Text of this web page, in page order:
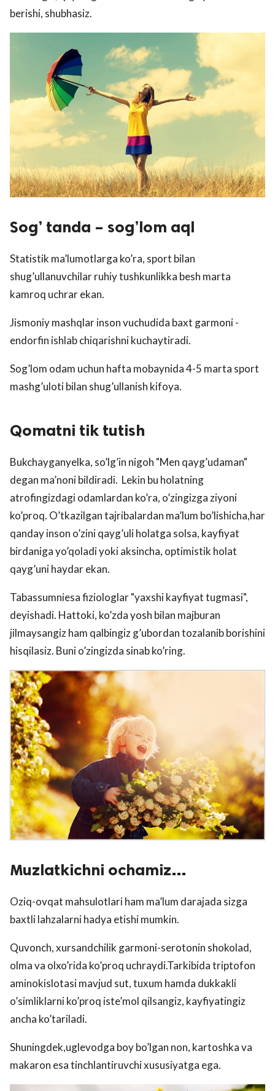
berishi, shubhasiz.
Sog’ tanda – sog’lom aql
Statistik ma’lumotlarga ko’ra, sport bilan
shug’ullanuvchilar ruhiy tushkunlikka besh marta
kamroq uchrar ekan.
Jismoniy mashqlar inson vuchudida baxt garmoni -
endorfin ishlab chiqarishni kuchaytiradi.
Sog’lom odam uchun hafta mobaynida 4-5 marta sport
mashg’uloti bilan shug’ullanish kifoya.
Qomatni tik tutish
Bukchayganyelka, so’lg’in nigoh "Men qayg’udaman"
degan ma’noni bildiradi. Lekin bu holatning
atrofingizdagi odamlardan ko’ra, o’zingizga ziyoni
ko’proq. O’tkazilgan tajribalardan ma’lum bo’lishicha,har
qanday inson o’zini qayg’uli holatga solsa, kayfiyat
birdaniga yo’qoladi yoki aksincha, optimistik holat
qayg’uni haydar ekan.
Tabassumniesa fiziologlar "yaxshi kayfiyat tugmasi",
deyishadi. Hattoki, ko’zda yosh bilan majburan
jilmaysangiz ham qalbingiz g’ubordan tozalanib borishini
hisqilasiz. Buni o’zingizda sinab ko’ring.
Muzlatkichni ochamiz…
Oziq-ovqat mahsulotlari ham ma’lum darajada sizga
baxtli lahzalarni hadya etishi mumkin.
Quvonch, xursandchilik garmoni-serotonin shokolad,
olma va olxo’rida ko’proq uchraydi.Tarkibida triptofon
aminokislotasi mavjud sut, tuxum hamda dukkakli
o’simliklarni ko’proq iste’mol qilsangiz, kayfiyatingiz
ancha ko’tariladi.
Shuningdek,uglevodga boy bo’lgan non, kartoshka va
makaron esa tinchlantiruvchi xususiyatga ega.